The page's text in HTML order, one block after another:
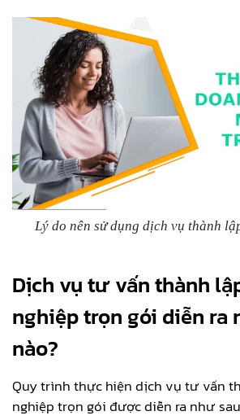
Lý do nên sử dụng dịch vụ thành
Dịch vụ tư vấn thành
nghiệp trọn gói diễn ra
nào?
Quy trình thực hiện dịch vụ tư vấn
nghiệp trọn gói được diễn ra như